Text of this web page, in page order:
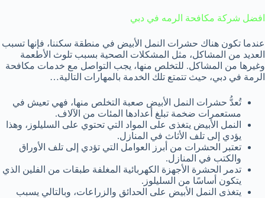
افضل شركة مكافحة الرمه في دبي
عندما تكون هناك حشرات النمل الأبيض في منطقة سكننا، فإنها تسبب
العديد من المشاكل، مثل المشكلات الصحية بسبب تلوث الأطعمة
وغيرها من المشاكل. للتخلص منها، يجب التواصل مع خدمات مكافحة
الرمة في دبي، حيث تتمتع تلك الخدمة بالمهارات التالية…
تُعدُّ حشرات النمل الأبيض صعبة التخلص منها، فهي تعيش في
مستعمرات ضخمة تبلغ أعدادها المئات من الآلاف.
النمل الأبيض يتغذى على المواد التي تحتوي على السليلوز، وهذا
يؤدي إلى تلف الأثاث في المنازل.
تعتبر الحشرات من أبرز العوامل التي تؤدي إلى تلف الأوراق
والكتب في المنازل.
تدمر الحشرة الأجهزة الكهربائية المغلفة طبقات من الفلين الذي
يتكون أساسًا من السليلوز.
يتغذى النمل الأبيض على الحدائق والزراعات، وبالتالي يسبب